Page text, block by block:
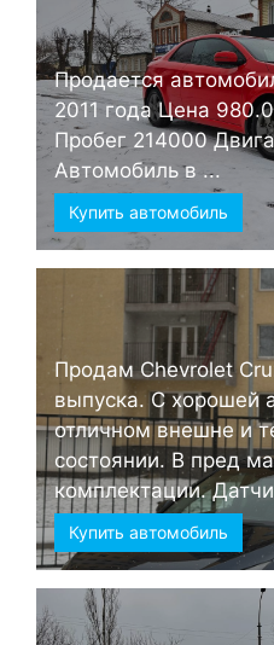
Продается
2011 года Цена
Пробег 214000
Автомобиль в ...
Купить автомобиль
Продам Chevrolet
выпуска. С хорошей
отличном внешне и
состоянии. В пред
комплектации.
Купить автомобиль